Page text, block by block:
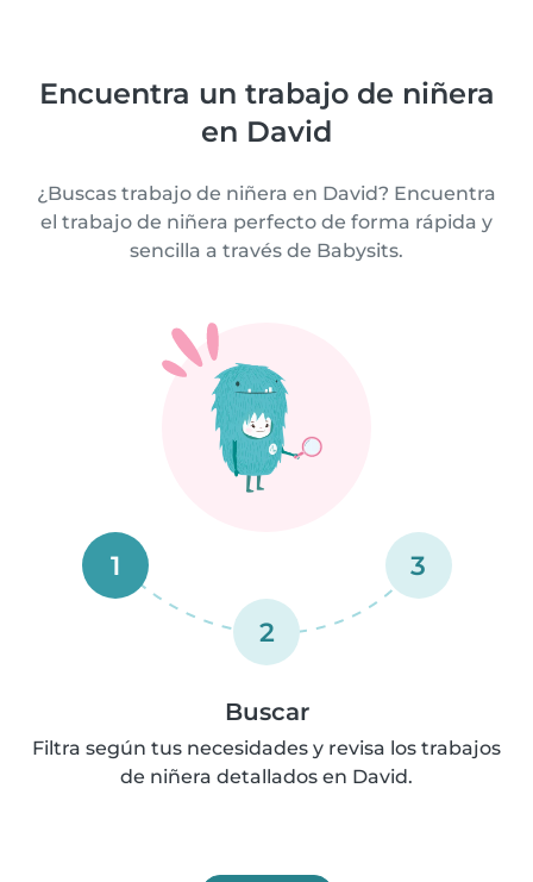
Encuentra un trabajo de niñera
en David
¿Buscas trabajo de niñera en David? Encuentra
el trabajo de niñera perfecto de forma rápida y
sencilla a través de Babysits.
1
2
3
Buscar
Filtra según tus necesidades y revisa los trabajos
de niñera detallados en David.